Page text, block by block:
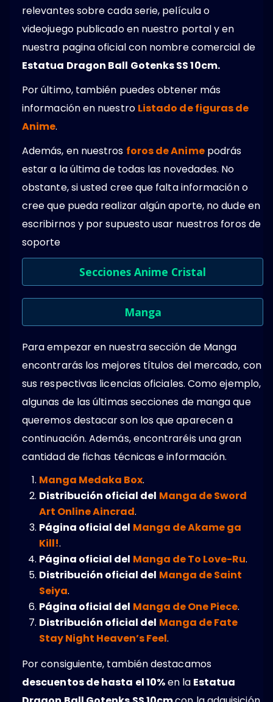
relevantes sobre cada serie, película o
videojuego publicado en nuestro portal y en
nuestra pagina oficial con nombre comercial de
Estatua Dragon Ball Gotenks SS 10cm.
Por último, también puedes obtener más
información en nuestro Listado de figuras de
Anime.
Además, en nuestros foros de Animepodrás
estar a la última de todas las novedades. No
obstante, si usted cree que falta información o
cree que pueda realizar algún aporte, no dude en
escribirnos y por supuesto usar nuestros foros de
soporte
Secciones Anime Cristal
Manga
Para empezar en nuestra sección de Manga
encontrarás los mejores títulos del mercado, con
sus respectivas licencias oficiales. Como ejemplo,
algunas de las últimas secciones de manga que
queremos destacar son los que aparecen a
continuación. Además, encontraréis una gran
cantidad de fichas técnicas e información.
Manga Medaka Box.
Distribución oficial del Manga de Sword
Art Online Aincrad.
Página oficial del Manga de Akame ga
Kill!.
Página oficial del Manga de To Love-Ru.
Distribución oficial del Manga de Saint
Seiya.
Página oficial del Manga de One Piece.
Distribución oficial del Manga de Fate
Stay Night Heaven’s Feel.
Por consiguiente, también destacamos
descuentos de hasta el 10%en la Estatua